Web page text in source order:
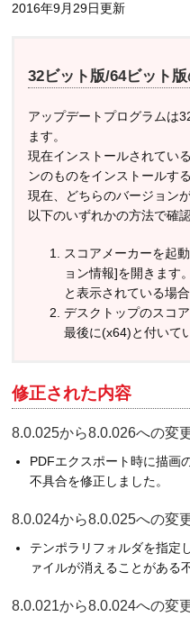
2016年9月29日更新
32ビット版/64ビット
アップデートプログラムは
ます。
現在インストールされてい
ンのものをインストールす
現在、どちらのバージョン
以下のいずれかの方法で確
スコアメーカーを起
ョン情報]を開きます
と表示されている場
デスクトップのスコ
最後に(x64)と付いて
修正された内容
8.0.025から8.0.026への変
PDFエクスポート時に描画
不具合を修正しました。
8.0.024から8.0.025への変
テンポラリフォルダを指定
ァイルが消えることがある
8.0.021から8.0.024への変